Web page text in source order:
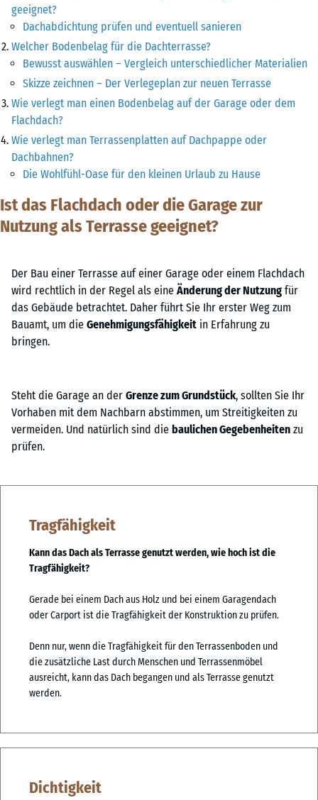
geeignet?
Dachabdichtung prüfen und eventuell sanieren
Welcher Bodenbelag für die Dachterrasse?
Bewusst auswählen – Vergleich unterschiedlicher Materialien
Skizze zeichnen – Der Verlegeplan zur neuen Terrasse
Wie verlegt man einen Bodenbelag auf der Garage oder dem
Flachdach?
Wie verlegt man Terrassenplatten auf Dachpappe oder
Dachbahnen?
Die Wohlfühl-Oase für den kleinen Urlaub zu Hause
Ist das Flachdach oder die Garage zur
Nutzung als Terrasse geeignet?
Der Bau einer Terrasse auf einer Garage oder einem Flachdach
wird rechtlich in der Regel als eine Änderung der Nutzung für
das Gebäude betrachtet. Daher führt Sie Ihr erster Weg zum
Bauamt, um die Genehmigungsfähigkeit in Erfahrung zu
bringen.
Steht die Garage an der Grenze zum Grundstück, sollten Sie Ihr
Vorhaben mit dem Nachbarn abstimmen, um Streitigkeiten zu
vermeiden. Und natürlich sind die baulichen Gegebenheiten zu
prüfen.
Tragfähigkeit
Kann das Dach als Terrasse genutzt werden, wie hoch ist die
Tragfähigkeit?
Gerade bei einem Dach aus Holz und bei einem Garagendach
oder Carport ist die Tragfähigkeit der Konstruktion zu prüfen.
Denn nur, wenn die Tragfähigkeit für den Terrassenboden und
die zusätzliche Last durch Menschen und Terrassenmöbel
ausreicht, kann das Dach begangen und als Terrasse genutzt
werden.
Dichtigkeit